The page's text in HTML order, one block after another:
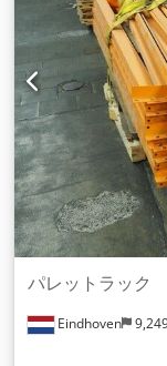
Eindhoven
パレットラック